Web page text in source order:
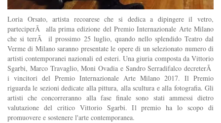
Loria Orsato, artista recoarese che si dedica a dipingere il vetro,
parteciperÃ alla prima edizione del Premio Internazionale Arte Milano
che si terrÃ il prossimo 25 luglio, quando nello splendido Teatro dal
Verme di Milano saranno presentate le opere di un selezionato numero di
artisti contemporanei nazionali ed esteri. Una giuria composta da Vittorio
Sgarbi, Marco Travaglio, Moni Ovadia e Sandro Serradifalco decreterÃ
i vincitori del Premio Internazionale Arte Milano 2017. Il Premio
riguarda le sezioni dedicate alla pittura, alla scultura e alla fotografia. Gli
artisti che concorreranno alla fase finale sono stati ammessi dietro
valutazione del critico Vittorio Sgarbi. Il premio ha lo scopo di
promuovere e sostenere l'arte contemporanea.